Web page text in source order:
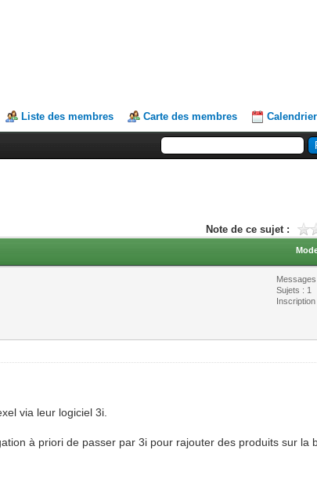
Liste des membres Carte des membres Calendrier
Note de ce sujet :
Sujets : 1
via leur logiciel 3i.
à priori de passer par 3i pour rajouter des produits sur la